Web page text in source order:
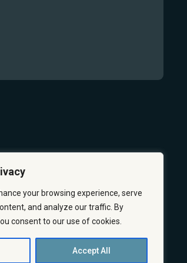
your browsing experience, serve
and analyze our traffic. By
consent to our use of cookies.
Accept All
À PROPOS NOUS JOINDRE